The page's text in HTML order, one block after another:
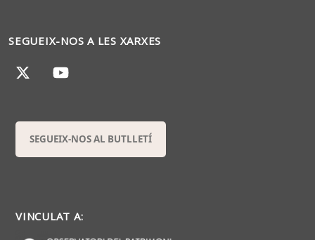
SEGUEIX-NOS A LES XARXES
SEGUEIX-NOS AL BUTLLETÍ
VINCULAT A: